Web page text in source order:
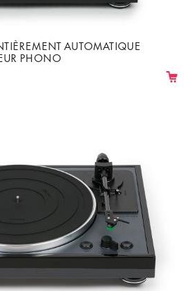
AUTOMATIQUE
PHONO